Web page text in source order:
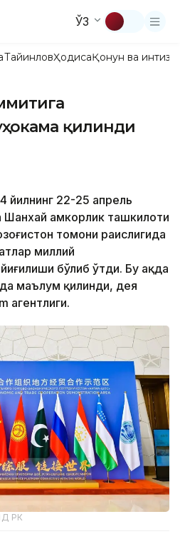
ЎЗ
ТайинловҲодисаҚонун ва
қилинди
йилнинг 22-25 апрель
Шанхай ҳамкорлик ташкилоти
томони раислигида
миллий
бўлиб ўтди. Бу ҳақда
маълум қилинди, дея
агентлиги.
РК